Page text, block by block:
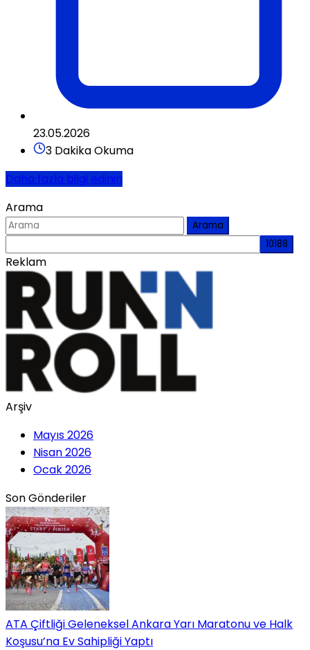
23.05.2026
3 Dakika Okuma
Daha fazla bilgi edinin
Arama
Arama
Reklam
Arşiv
Mayıs 2026
Nisan 2026
Ocak 2026
Son Gönderiler
ATA Çiftliği Geleneksel Ankara Yarı Maratonu ve Halk
Koşusu’na Ev Sahipliği Yaptı